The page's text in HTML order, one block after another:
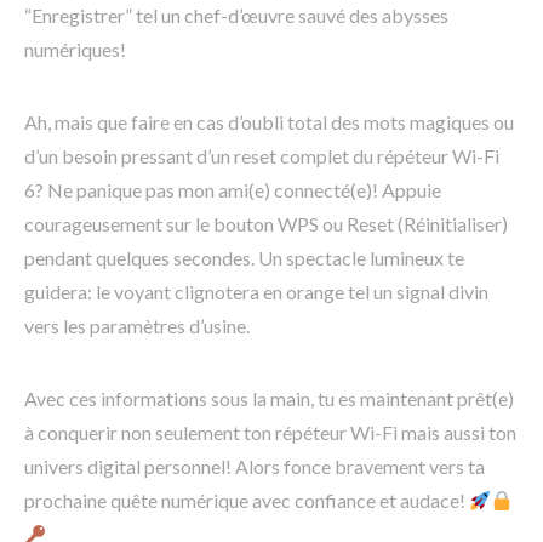
“Enregistrer” tel un chef-d’œuvre sauvé des abysses
numériques!
Ah, mais que faire en cas d’oubli total des mots magiques ou
d’un besoin pressant d’un reset complet du répéteur Wi-Fi
6? Ne panique pas mon ami(e) connecté(e)! Appuie
courageusement sur le bouton WPS ou Reset (Réinitialiser)
pendant quelques secondes. Un spectacle lumineux te
guidera: le voyant clignotera en orange tel un signal divin
vers les paramètres d’usine.
Avec ces informations sous la main, tu es maintenant prêt(e)
à conquerir non seulement ton répéteur Wi-Fi mais aussi ton
univers digital personnel! Alors fonce bravement vers ta
prochaine quête numérique avec confiance et audace!